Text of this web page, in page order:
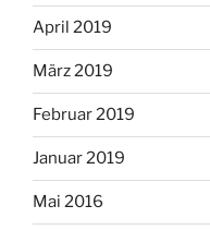
April 2019
März 2019
Februar 2019
Januar 2019
Mai 2016